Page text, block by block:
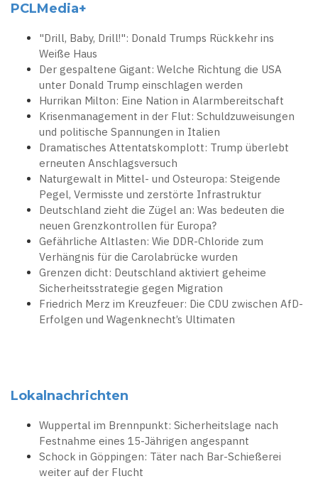
PCLMedia+
"Drill, Baby, Drill!": Donald Trumps Rückkehr ins
Weiße Haus
Der gespaltene Gigant: Welche Richtung die USA
unter Donald Trump einschlagen werden
Hurrikan Milton: Eine Nation in Alarmbereitschaft
Krisenmanagement in der Flut: Schuldzuweisungen
und politische Spannungen in Italien
Dramatisches Attentatskomplott: Trump überlebt
erneuten Anschlagsversuch
Naturgewalt in Mittel- und Osteuropa: Steigende
Pegel, Vermisste und zerstörte Infrastruktur
Deutschland zieht die Zügel an: Was bedeuten die
neuen Grenzkontrollen für Europa?
Gefährliche Altlasten: Wie DDR-Chloride zum
Verhängnis für die Carolabrücke wurden
Grenzen dicht: Deutschland aktiviert geheime
Sicherheitsstrategie gegen Migration
Friedrich Merz im Kreuzfeuer: Die CDU zwischen AfD-
Erfolgen und Wagenknecht’s Ultimaten
Lokalnachrichten
Wuppertal im Brennpunkt: Sicherheitslage nach
Festnahme eines 15-Jährigen angespannt
Schock in Göppingen: Täter nach Bar-Schießerei
weiter auf der Flucht